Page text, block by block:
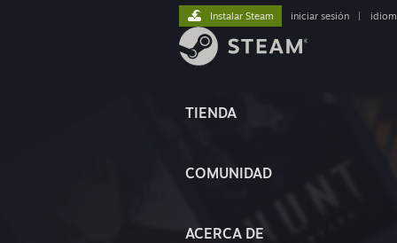
TIENDA
COMUNIDAD
ACERCA DE
Instalar Steam iniciar sesión